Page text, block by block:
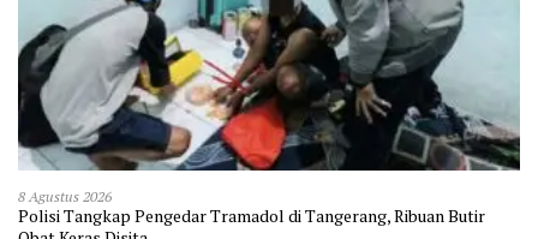
8 Agustus 2026
Polisi Tangkap Pengedar Tramadol di Tangerang, Ribuan Butir